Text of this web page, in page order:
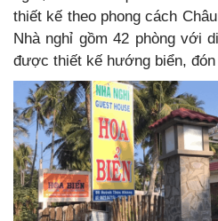
thiết kế theo phong cách
Nhà nghỉ gồm 42 phòng với
được thiết kế hướng biển, đón